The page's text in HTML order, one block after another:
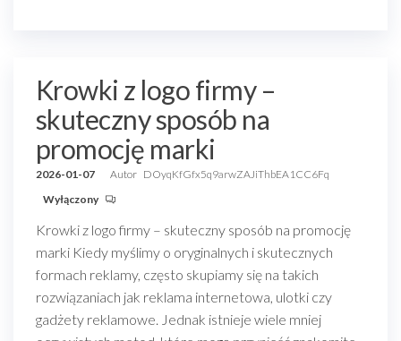
Krowki z logo firmy –
skuteczny sposób na
promocję marki
2026-01-07 Autor DOyqKfGfx5q9arwZAJiThbEA1CC6Fq
Wyłączony
Krowki z logo firmy – skuteczny sposób na promocję
marki Kiedy myślimy o oryginalnych i skutecznych
formach reklamy, często skupiamy się na takich
rozwiązaniach jak reklama internetowa, ulotki czy
gadżety reklamowe. Jednak istnieje wiele mniej